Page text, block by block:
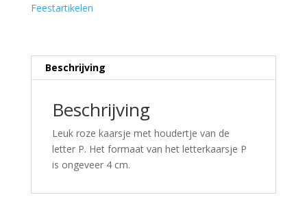
Feestartikelen
Beschrijving
Beschrijving
Leuk roze kaarsje met houdertje van de
letter P. Het formaat van het letterkaarsje P
is ongeveer 4 cm.